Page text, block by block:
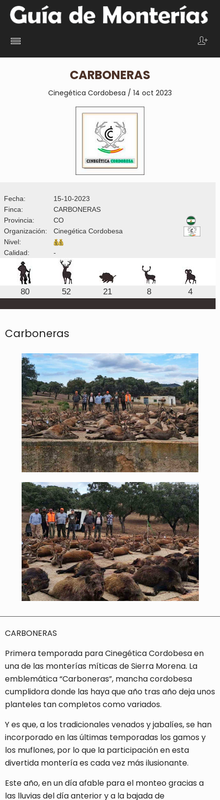
CARBONERAS
Cinegética Cordobesa / 14 oct 2023
Fecha:
15-10-2023
Finca:
CARBONERAS
Provincia:
CO
Organización:
Cinegética Cordobesa
Nivel:
Calidad:
-
80 52 21 8 4
Carboneras
CARBONERAS
Primera temporada para Cinegética Cordobesa en
una de las monterías míticas de Sierra Morena. La
emblemática “Carboneras”, mancha cordobesa
cumplidora donde las haya que año tras año deja unos
planteles tan completos como variados.
Y es que, a los tradicionales venados y jabalíes, se han
incorporado en las últimas temporadas los gamos y
los muflones, por lo que la participación en esta
divertida montería es cada vez más ilusionante.
Este año, en un día afable para el monteo gracias a
las lluvias del día anterior y a la bajada de